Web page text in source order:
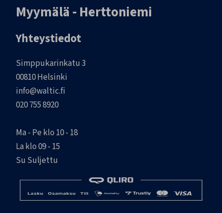
Myymälä - Herttoniemi
Yhteystiedot
Simppukarinkatu 3
00810 Helsinki
info@waltic.fi
020 755 8920
Ma - Pe klo 10 - 18
La klo 09 - 15
Su Suljettu